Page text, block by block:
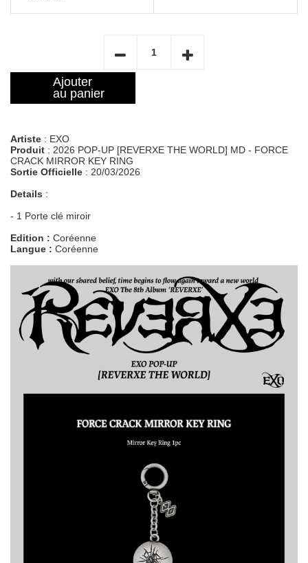
Ajouter
au panier
Artiste : EXO
Produit : 2026 POP-UP [REVERXE THE WORLD] MD - FORCE
CRACK MIRROR KEY RING
Sortie Officielle : 20/03/2026
Details :
- 1 Porte clé miroir
Edition : Coréenne
Langue : Coréenne